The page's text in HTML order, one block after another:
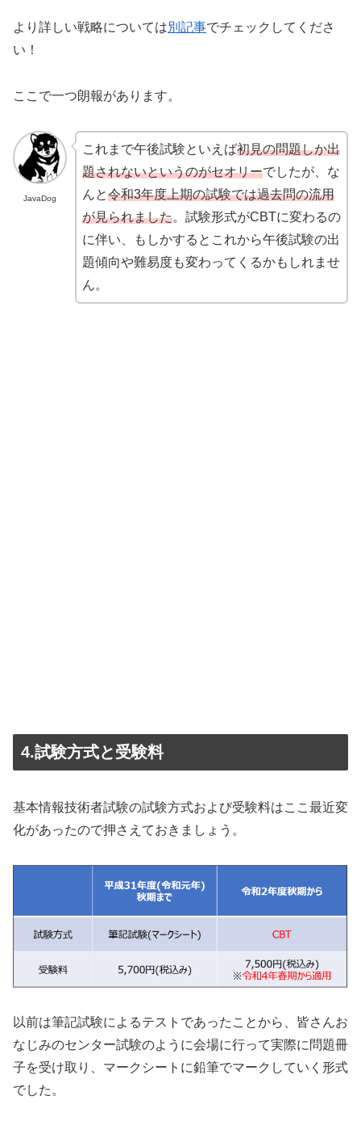
より詳しい戦略については別記事でチェックしてくださ
い！
ここで一つ朗報があります。
JavaDog
これまで午後試験といえば初見の問題しか出
題されないというのがセオリーでしたが、な
んと令和3年度上期の試験では過去問の流用
が見られました。試験形式がCBTに変わるの
に伴い、もしかするとこれから午後試験の出
題傾向や難易度も変わってくるかもしれませ
ん。
4.試験方式と受験料
基本情報技術者試験の試験方式および受験料はここ最近変
化があったので押さえておきましょう。
以前は筆記試験によるテストであったことから、皆さんお
なじみのセンター試験のように会場に行って実際に問題冊
子を受け取り、マークシートに鉛筆でマークしていく形式
でした。